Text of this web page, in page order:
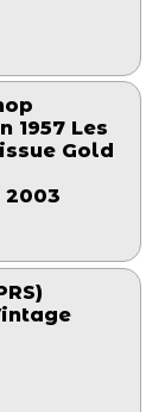
1957 Les
Gold
2003